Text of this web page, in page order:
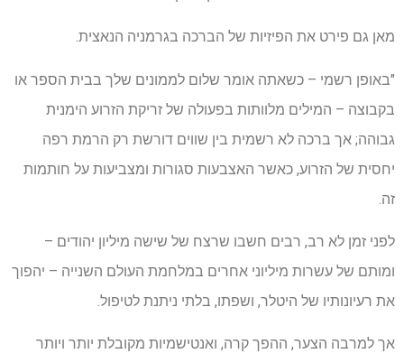
מאן גם פירט את הפיזיות של הברכה בגרמניה הנאצית.
"באופן רשמי – כשאתה אומר שלום לממונים שלך בבית הספר או
בקבוצה – המילים מלוותות בפעולה של זריקת הזרוע הימנית
גבוהה; אך ברכה לא רשמית בין שווים דורשת רק הרמת רפה
יחסית של הזרוע, כאשר האצבעות סגורות ומצביעות על חותמות
זה.
לפני זמן לא רב, רבים חשבו שרצח של שישה מיליון יהודים –
ומותם של עשרות מיליוני אחרים במלחמת העולם השנייה – יהפוך
את רעיונותיו של היטלר, ושפתו, בלתי ניתנת לטיפול.
אך למרבה הצער, ההפך קרה, ואנטישמיות מקובלת יותר ויותר